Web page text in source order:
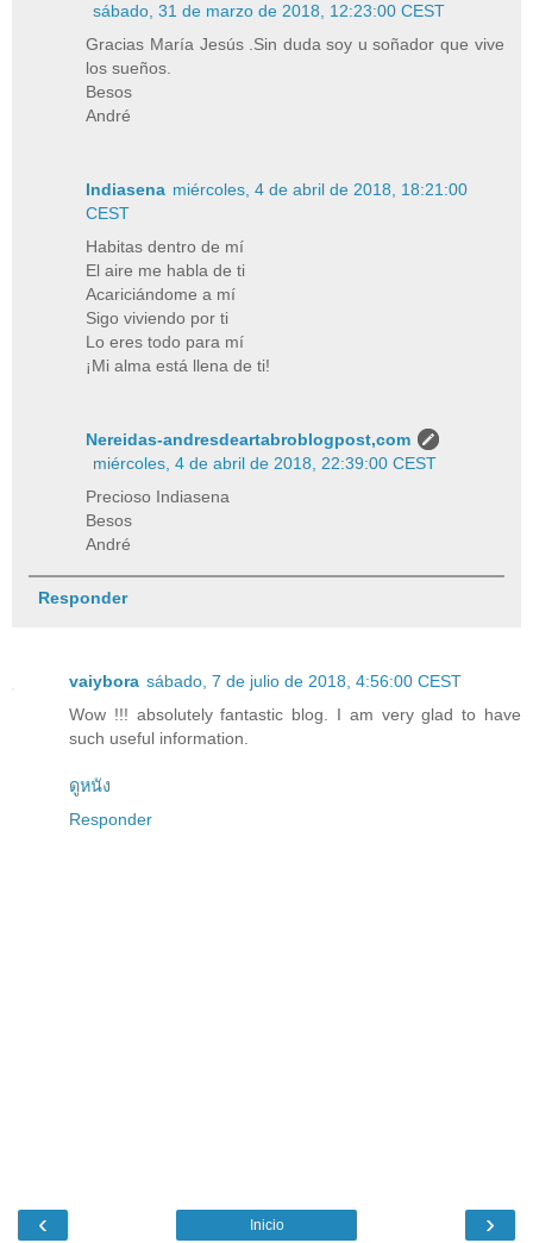
sábado, 31 de marzo de 2018, 12:23:00 CEST
Gracias María Jesús .Sin duda soy u soñador que vive
los sueños.
Besos
André
Indiasena miércoles, 4 de abril de 2018, 18:21:00
CEST
Habitas dentro de mí
El aire me habla de ti
Acariciándome a mí
Sigo viviendo por ti
Lo eres todo para mí
¡Mi alma está llena de ti!
Nereidas-andresdeartabroblogpost,com
miércoles, 4 de abril de 2018, 22:39:00 CEST
Precioso Indiasena
Besos
André
Responder
vaiybora sábado, 7 de julio de 2018, 4:56:00 CEST
Wow !!! absolutely fantastic blog. I am very glad to have
such useful information.
ดูหนัง
Responder
‹ ›
Inicio